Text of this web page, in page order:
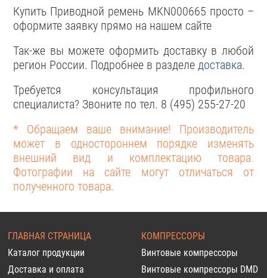
Купить Приводной ремень MKN000665 просто –
оформите заявку прямо на нашем сайте
Так-же вы можете оформить доставку в любой
регион России. Подробнее в разделе доставка.
Требуется консультация профильного
специалиста? Звоните по тел. 8 (495) 255-27-20
* Обращаем ваше внимание! Производитель
может в одностороннем порядке изменять
внешний вид и комплектацию товара.
Фотографии на сайте могут отличаться от
полученного товара.
ГЛАВНАЯ СТРАНИЦА
Каталог продукции
Доставка и оплата
КОМПРЕССОРЫ
Винтовые компрессоры
Винтовые компрессоры DMD